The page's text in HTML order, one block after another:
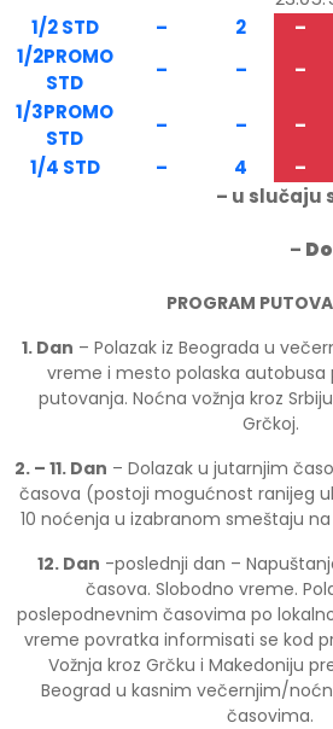
1/2 STD
– 2 –
1/2PROMO
STD
– – –
1/3PROMO
STD
– – –
1/4 STD
– 4 –
– u slučaju
–
PROGRAM
1. Dan – Polazak iz Beograda u
vreme i mesto polaska autobusa
putovanja. Noćna vožnja kroz
Grčkoj.
2. – 11. Dan – Dolazak u jutarnjim
časova (postoji mogućnost ranijeg
10 noćenja u izabranom smeštaju
12. Dan -poslednji dan –
časova. Slobodno vreme.
poslepodnevnim časovima po
vreme povratka informisati se kod
Vožnja kroz Grčku i Makedoniju
Beograd u kasnim večernjim/
časovima.